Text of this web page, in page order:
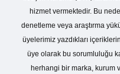
hizmet vermektedir. Bu
denetleme veya araştırma
üyelerimiz yazdıkları
üye olarak bu sorumluluğu
herhangi bir marka, kurum